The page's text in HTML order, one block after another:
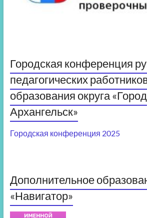
Городская конференция
педагогических
образования округа «Город
Архангельск»
Городская конференция 2025
Дополнительное
«Навигатор»